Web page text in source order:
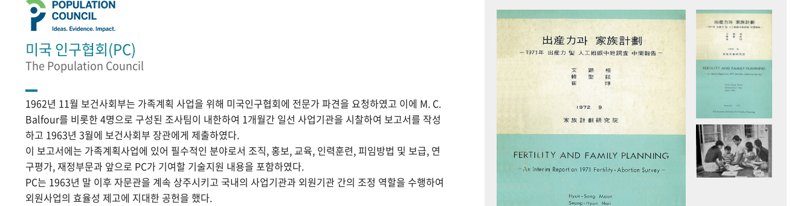
미국 인구협회(PC)
The Population Council
1962년 11월 보건사회부는 가족계획 사업을 위해 미국인구협회에 전문가 파견을 요청하였고 이에 M. C.
Balfour를 비롯한 4명으로 구성된 조사팀이 내한하여 1개월간 일선 사업기관을 시찰하여 보고서를 작성
하고 1963년 3월에 보건사회부 장관에게 제출하였다.
이 보고서에는 가족계획사업에 있어 필수적인 분야로서 조직, 홍보, 교육, 인력훈련, 피임방법 및 보급, 연
구평가, 재정부문과 앞으로 PC가 기여할 기술지원 내용을 포함하였다.
PC는 1963년 말 이후 자문관을 계속 상주시키고 국내의 사업기관과 외원기관 간의 조정 역할을 수행하여
외원사업의 효율성 제고에 지대한 공헌을 했다.